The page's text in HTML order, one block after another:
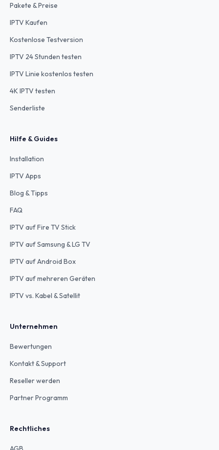
Pakete & Preise
IPTV Kaufen
Kostenlose Testversion
IPTV 24 Stunden testen
IPTV Linie kostenlos testen
4K IPTV testen
Senderliste
Hilfe & Guides
Installation
IPTV Apps
Blog & Tipps
FAQ
IPTV auf Fire TV Stick
IPTV auf Samsung & LG TV
IPTV auf Android Box
IPTV auf mehreren Geräten
IPTV vs. Kabel & Satellit
Unternehmen
Bewertungen
Kontakt & Support
Reseller werden
Partner Programm
Rechtliches